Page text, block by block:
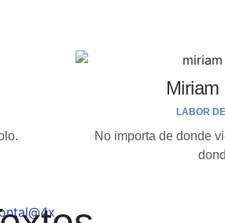
Miriam
LABOR
No importa de donde